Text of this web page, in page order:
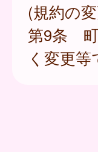
(規約の
第9条 町
く変更等